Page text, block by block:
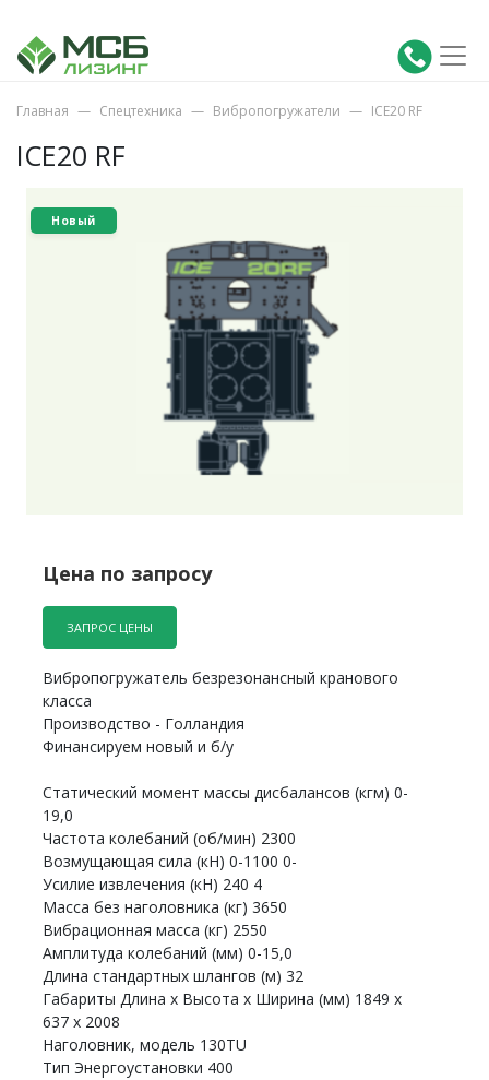
Главная Спецтехника Вибропогружатели ICE20 RF
ICE20 RF
Новый
Цена по запросу
ЗАПРОС ЦЕНЫ
Вибропогружатель безрезонансный кранового
класса
Производство - Голландия
Финансируем новый и б/у
Статический момент массы дисбалансов (кгм) 0-
19,0
Частота колебаний (об/мин) 2300
Возмущающая сила (кН) 0-1100 0-
Усилие извлечения (кН) 240 4
Масса без наголовника (кг) 3650
Вибрационная масса (кг) 2550
Амплитуда колебаний (мм) 0-15,0
Длина стандартных шлангов (м) 32
Габариты Длина x Высота x Ширина (мм) 1849 x
637 x 2008
Наголовник, модель 130TU
Тип Энергоустановки 400